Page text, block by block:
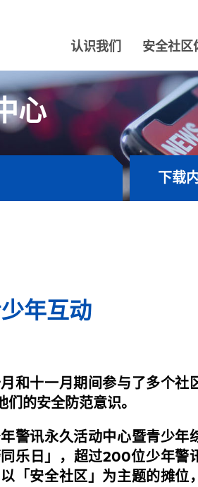
认识我们 安全社区
心
下载
年互动
和十一月期间参与了多个社
的安全防范意识。
警讯永久活动中心暨青少年
乐日」，超过200位少年警
「安全社区」为主题的摊位，